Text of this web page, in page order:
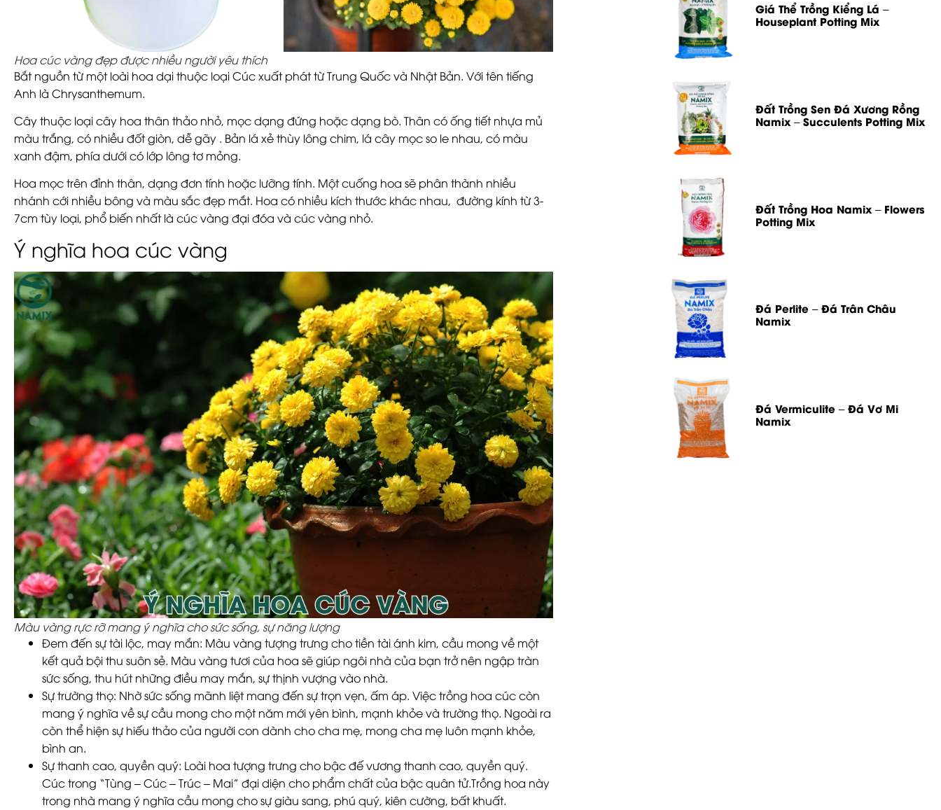
Hoa cúc vàng đẹp được nhiều người yêu thích
Bắt nguồn từ một loài hoa dại thuộc loại Cúc xuất phát từ Trung Quốc và Nhật Bản. Với tên tiếng
Anh là Chrysanthemum.
Cây thuộc loại cây hoa thân thảo nhỏ, mọc dạng đứng hoặc dạng bò. Thân có ống tiết nhựa mủ
màu trắng, có nhiều đốt giòn, dễ gãy . Bản lá xẻ thùy lông chim, lá cây mọc so le nhau, có màu
xanh đậm, phía dưới có lớp lông tơ mỏng.
Hoa mọc trên đỉnh thân, dạng đơn tính hoặc lưỡng tính. Một cuống hoa sẽ phân thành nhiều
nhánh cới nhiều bông và màu sắc đẹp mắt. Hoa có nhiều kích thước khác nhau, đường kính từ 3-
7cm tùy loại, phổ biến nhất là cúc vàng đại đóa và cúc vàng nhỏ.
Ý nghĩa hoa cúc vàng
Màu vàng rực rỡ mang ý nghĩa cho sức sống, sự năng lượng
Đem đến sự tài lộc, may mắn: Màu vàng tượng trưng cho tiền tài ánh kim, cầu mong về một
kết quả bội thu suôn sẻ. Màu vàng tươi của hoa sẽ giúp ngôi nhà của bạn trở nên ngập tràn
sức sống, thu hút những điều may mắn, sự thịnh vượng vào nhà.
Sự trường thọ: Nhờ sức sống mãnh liệt mang đến sự trọn vẹn, ấm áp. Việc trồng hoa cúc còn
mang ý nghĩa về sự cầu mong cho một năm mới yên bình, mạnh khỏe và trường thọ. Ngoài ra
còn thể hiện sự hiếu thảo của người con dành cho cha mẹ, mong cha mẹ luôn mạnh khỏe,
bình an.
Sự thanh cao, quyền quý: Loài hoa tượng trưng cho bậc đế vương thanh cao, quyền quý.
Cúc trong “Tùng – Cúc – Trúc – Mai” đại diện cho phẩm chất của bậc quân tử.Trồng hoa này
trong nhà mang ý nghĩa cầu mong cho sự giàu sang, phú quý, kiên cường, bất khuất.
Giá Thể Trồng Kiểng Lá –
Houseplant Potting Mix
Đất Trồng Sen Đá Xương Rồng
Namix – Succulents Potting Mix
Đất Trồng Hoa Namix – Flowers
Potting Mix
Đá Perlite – Đá Trân Châu
Namix
Đá Vermiculite – Đá Vơ Mi
Namix